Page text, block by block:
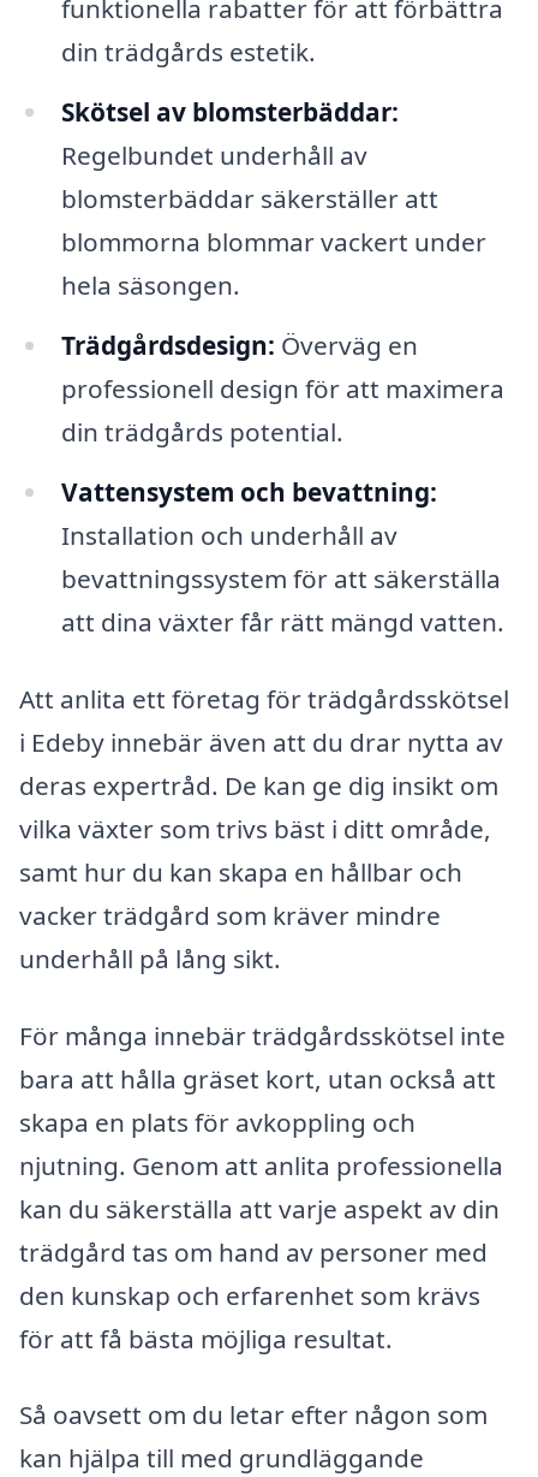
funktionella rabatter för att förbättra
din trädgårds estetik.
Skötsel av blomsterbäddar:
Regelbundet underhåll av
blomsterbäddar säkerställer att
blommorna blommar vackert under
hela säsongen.
Trädgårdsdesign: Överväg en
professionell design för att maximera
din trädgårds potential.
Vattensystem och bevattning:
Installation och underhåll av
bevattningssystem för att säkerställa
att dina växter får rätt mängd vatten.
Att anlita ett företag för trädgårdsskötsel
i Edeby innebär även att du drar nytta av
deras expertråd. De kan ge dig insikt om
vilka växter som trivs bäst i ditt område,
samt hur du kan skapa en hållbar och
vacker trädgård som kräver mindre
underhåll på lång sikt.
För många innebär trädgårdsskötsel inte
bara att hålla gräset kort, utan också att
skapa en plats för avkoppling och
njutning. Genom att anlita professionella
kan du säkerställa att varje aspekt av din
trädgård tas om hand av personer med
den kunskap och erfarenhet som krävs
för att få bästa möjliga resultat.
Så oavsett om du letar efter någon som
kan hjälpa till med grundläggande